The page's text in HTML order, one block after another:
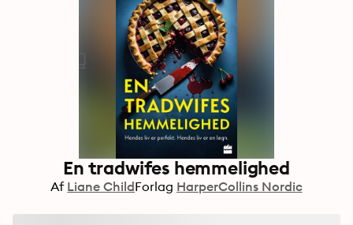
En tradwifes hemmelighed
Af Liane ChildForlag HarperCollins Nordic